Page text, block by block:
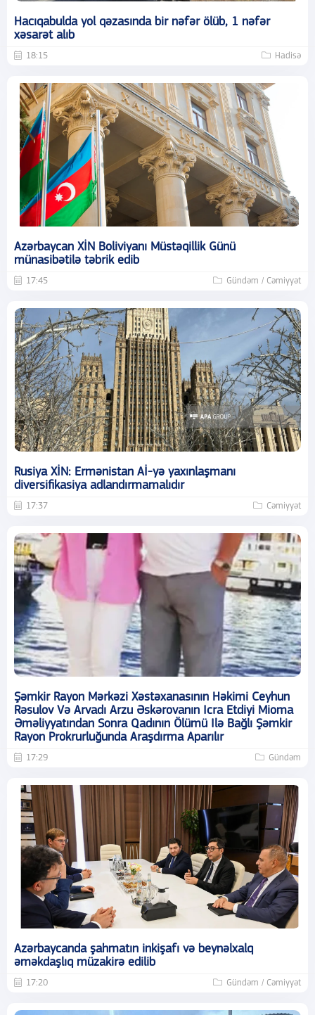
Hacıqabulda yol qəzasında bir nəfər ölüb, 1 nəfər
xəsarət alıb
18:15 Hadisə
Azərbaycan XİN Boliviyanı Müstəqillik Günü
münasibətilə təbrik edib
17:45 Gündəm / Cəmiyyət
Rusiya XİN: Ermənistan Aİ-yə yaxınlaşmanı
diversifikasiya adlandırmamalıdır
17:37 Cəmiyyət
Şəmkir Rayon Mərkəzi Xəstəxanasının Həkimi Ceyhun
Rəsulov Və Arvadı Arzu Əskərovanın Icra Etdiyi Mioma
Əməliyyatından Sonra Qadının Ölümü Ilə Bağlı Şəmkir
Rayon Prokrurluğunda Araşdırma Aparılır
17:29 Gündəm
Azərbaycanda şahmatın inkişafı və beynəlxalq
əməkdaşlıq müzakirə edilib
17:20 Gündəm / Cəmiyyət